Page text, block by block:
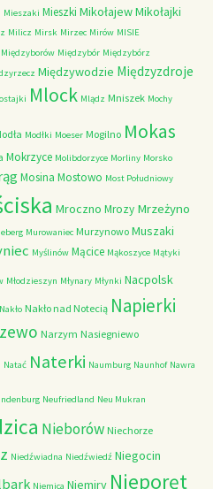
Mieszaki Mieszki MikołajewMikołajki
Milicz Mirsk Mirzec Mirów MISIE
Międzyborów Międzybór Międzybórz
Międzywodzie Międzyzdroje
Mlock Mlądz Mniszek Mochy
Modłki Moeser Mogilno Mokas
Mokrzyce Molibdorzyce Morliny Morsko
Mosina Mostowo Most Południowy
Mroczno Mrozy Mrzeżyno
Murowaniec Murzynowo Muszaki
Myślinów Mącice Mąkoszyce Mątyki
Młodzieszyn Młynary Młynki Nacpolsk
Nakło Nakło nad Notecią Napierki
Narzym Nasiegniewo
Natać Naterki Naumburg Naunhof Nawra
Neufriedland Neu Mukran
Nieborów Niechorze
Niedźwiadna Niedźwiedź Niegocin
Niemica Niemiry Nieporęt